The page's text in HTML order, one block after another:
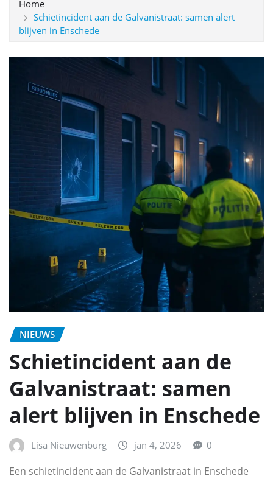
Home
Schietincident aan de Galvanistraat: samen alert
blijven in Enschede
NIEUWS
Schietincident aan de
Galvanistraat: samen
alert blijven in Enschede
Lisa Nieuwenburg jan 4, 2026 0
Een schietincident aan de Galvanistraat in Enschede